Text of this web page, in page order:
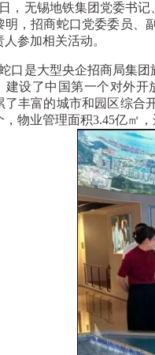
无锡地铁集团党委书记
明，招商蛇口党委委员、
参加相关活动。
是大型央企招商局集团
建设了中国第一个对外
了丰富的城市和园区综合
，物业管理面积3.45亿㎡